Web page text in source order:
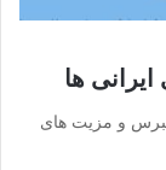
ها
و مزیت های